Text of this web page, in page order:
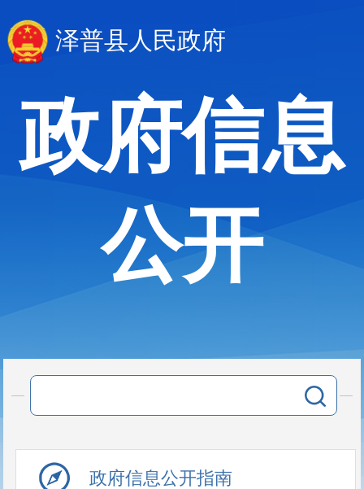
泽普县人民政府
政府信息
公开
政府信息公开指南